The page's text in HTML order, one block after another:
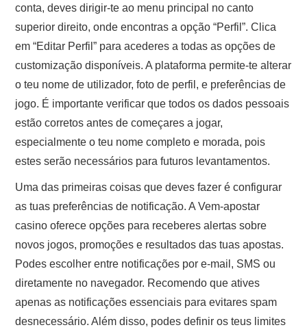
conta, deves dirigir-te ao menu principal no canto
superior direito, onde encontras a opção “Perfil”. Clica
em “Editar Perfil” para acederes a todas as opções de
customização disponíveis. A plataforma permite-te alterar
o teu nome de utilizador, foto de perfil, e preferências de
jogo. É importante verificar que todos os dados pessoais
estão corretos antes de começares a jogar,
especialmente o teu nome completo e morada, pois
estes serão necessários para futuros levantamentos.
Uma das primeiras coisas que deves fazer é configurar
as tuas preferências de notificação. A Vem-apostar
casino oferece opções para receberes alertas sobre
novos jogos, promoções e resultados das tuas apostas.
Podes escolher entre notificações por e-mail, SMS ou
diretamente no navegador. Recomendo que atives
apenas as notificações essenciais para evitares spam
desnecessário. Além disso, podes definir os teus limites